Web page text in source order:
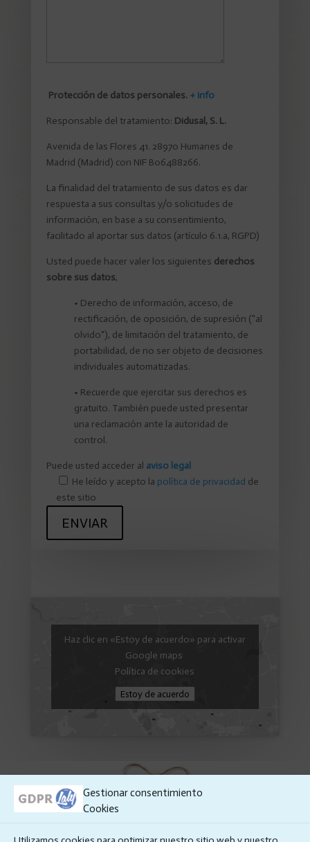
Gestionar consentimiento
Cookies
Protección de datos personales. + info
Responsable del tratamiento: Didusal, S. L.
Avenida de las Flores 41. 28970 Humanes de
Madrid (Madrid) con NIF B06488266.
La finalidad del tratamiento de sus datos es dar
respuesta a sus consultas y/o solicitudes de
información, en base a su consentimiento,
facilitado al aportar sus datos (artículo 6.1.a, RGPD)
Usted puede hacer valer los siguientes derechos
sobre sus datos,
• Derecho de información, acceso, de
rectificación, de oposición, de supresión ("al
olvido"), de limitación del tratamiento, de
portabilidad, de no ser objeto de decisiones
individuales automatizadas.
• Recuerde que ejercitar sus derechos es
gratuito. También puede usted presentar
una reclamación ante la autoridad de
control.
Puede usted acceder al aviso legal
He leído y acepto la política de privacidad de
este sitio
Haz clic en «Estoy de acuerdo» para activar
Google maps
Política de cookies
Estoy de acuerdo